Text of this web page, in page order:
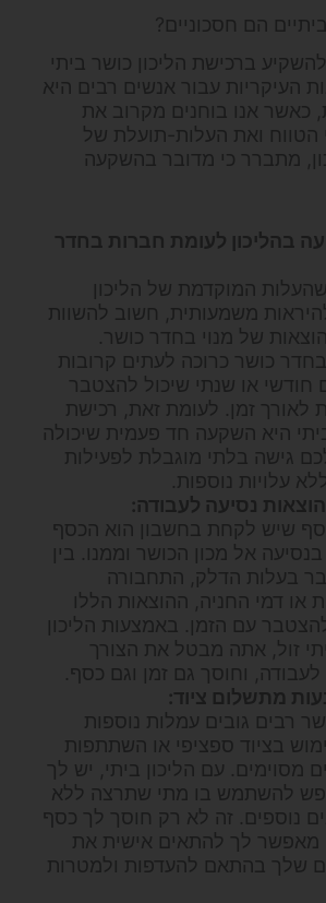
הם חסכוניים?
ברכישת הליכון כושר ביתי
העיקריות עבור אנשים רבים היא
כאשר אנו בוחנים מקרוב את
הטווח ואת העלות-תועלת של
מתברר כי מדובר בהשקעה
בהליכון לעומת חברות בחדר
המוקדמת של הליכון
משמעותית, חשוב להשוות
של מנוי בחדר כושר.
כושר כרוכה לעתים קרובות
חודשי או שנתי שיכול להצטבר
לאורך זמן. לעומת זאת, רכישת
ביתי היא השקעה חד פעמית שיכולה
גישה בלתי מוגבלת לפעילות
עלויות נוספות.
שיש לקחת בחשבון הוא הכסף
אל מכון הכושר וממנו. בין
בעלות הדלק, התחבורה
או דמי החניה, ההוצאות הללו
להצטבר עם הזמן. באמצעות הליכון
זול, אתה מבטל את הצורך
וחוסך גם זמן וגם כסף.
רבים גובים עמלות נוספות
בציוד ספציפי או השתתפות
מסוימים. עם הליכון ביתי, יש לך
להשתמש בו מתי שתרצה ללא
נוספים. זה לא רק חוסך לך כסף
מאפשר לך להתאים אישית את
שלך בהתאם להעדפות ולמטרות